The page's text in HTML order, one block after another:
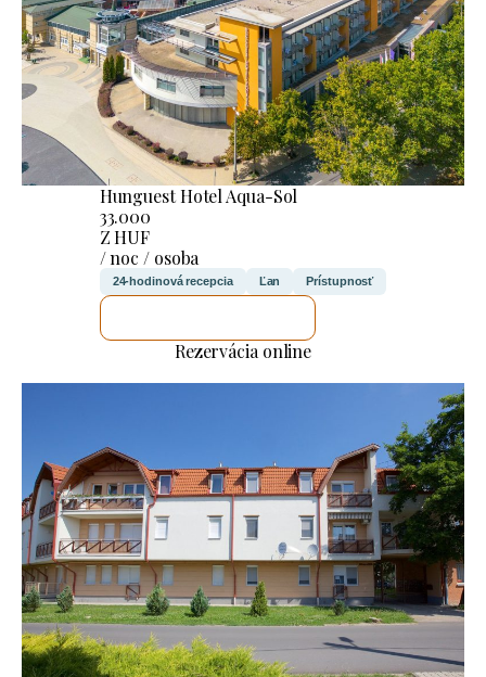
Hunguest Hotel Aqua-Sol
33.000
Z HUF
/ noc / osoba
24-hodinová recepcia Ľan Prístupnosť
Rezervácia online